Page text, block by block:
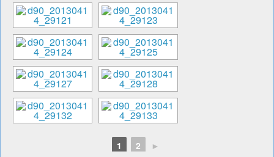
1 2 ►